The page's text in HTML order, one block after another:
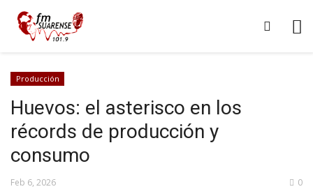
Producción
Huevos: el asterisco en los
récords de producción y
consumo
Feb 6, 2026 0